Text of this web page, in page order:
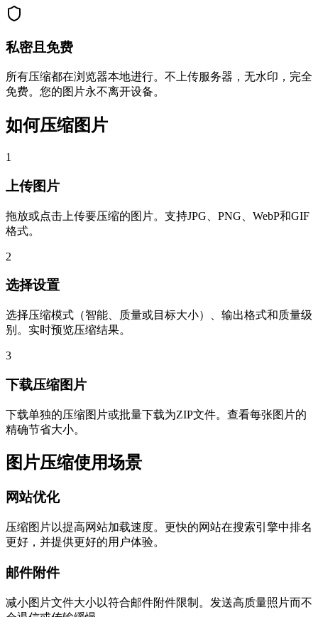
私密且免费
所有压缩都在浏览器本地进行。不上传服务器，无水印，完全
免费。您的图片永不离开设备。
如何压缩图片
1
上传图片
拖放或点击上传要压缩的图片。支持JPG、PNG、WebP和GIF
格式。
2
选择设置
选择压缩模式（智能、质量或目标大小）、输出格式和质量级
别。实时预览压缩结果。
3
下载压缩图片
下载单独的压缩图片或批量下载为ZIP文件。查看每张图片的
精确节省大小。
图片压缩使用场景
网站优化
压缩图片以提高网站加载速度。更快的网站在搜索引擎中排名
更好，并提供更好的用户体验。
邮件附件
减小图片文件大小以符合邮件附件限制。发送高质量照片而不